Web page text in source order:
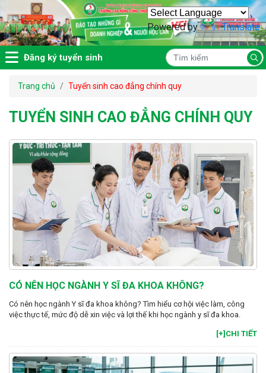
Powered by Translate
Đăng ký tuyển sinh
Trang chủ Tuyển sinh cao đẳng chính quy
TUYỂN SINH CAO ĐẲNG CHÍNH QUY
CÓ NÊN HỌC NGÀNH Y SĨ ĐA KHOA KHÔNG?
Có nên học ngành Y sĩ đa khoa không? Tìm hiểu cơ hội việc làm, công
việc thực tế, mức độ dễ xin việc và lợi thế khi học ngành y sĩ đa khoa.
[+]CHI TIẾT